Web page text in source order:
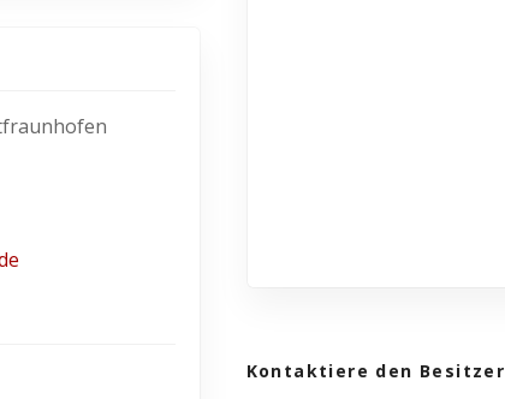
Kontaktiere den Besitzer